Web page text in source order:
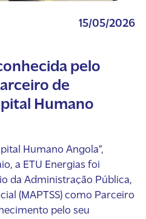
15/05/2026
pelo
de
Humano
Humano Angola”,
a ETU Energias foi
da Administração Pública,
(MAPTSS) como Parceiro
pelo seu